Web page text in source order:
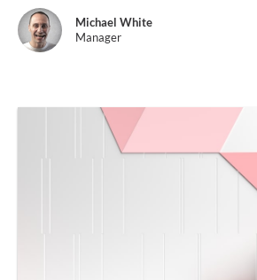
Michael White
Manager